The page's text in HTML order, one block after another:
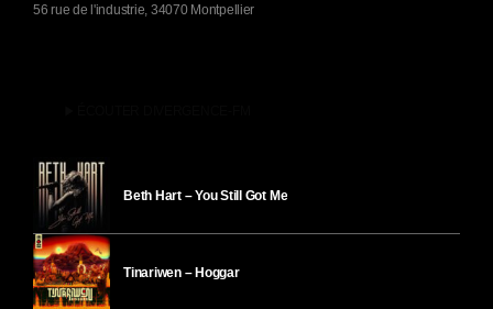
56 rue de l'industrie, 34070 Montpellier
Beth Hart – You Still Got Me
Tinariwen – Hoggar